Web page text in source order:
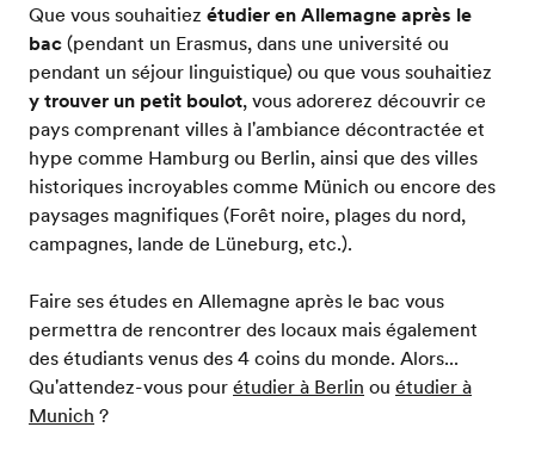
Que vous souhaitiez étudier en Allemagne après le
bac(pendant un Erasmus, dans une université ou
pendant un séjour linguistique) ou que vous souhaitiez
y trouver un petit boulot, vous adorerez découvrir ce
pays comprenant villes à l'ambiance décontractée et
hype comme Hamburg ou Berlin, ainsi que des villes
historiques incroyables comme Münich ou encore des
paysages magnifiques (Forêt noire, plages du nord,
campagnes, lande de Lüneburg, etc.).
Faire ses études en Allemagne après le bac vous
permettra de rencontrer des locaux mais également
des étudiants venus des 4 coins du monde. Alors...
Qu'attendez-vous pourétudier à Berlin ou étudier à
Munich ?